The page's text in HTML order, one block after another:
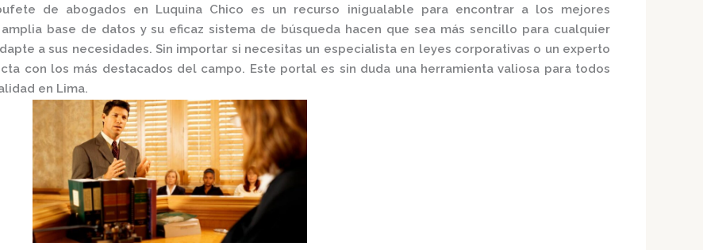
de abogados en Luquina Chico es un recurso inigualable para encontrar a los mejores
base de datos y su eficaz sistema de búsqueda hacen que sea más sencillo para cualquier
a sus necesidades. Sin importar si necesitas un especialista en leyes corporativas o un experto
con los más destacados del campo. Este portal es sin duda una herramienta valiosa para todos
en Lima.